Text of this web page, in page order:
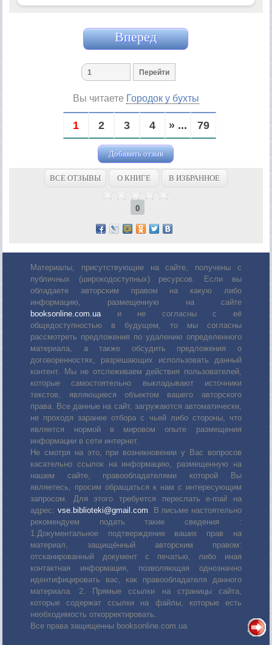
Вперед
Вы читаете Городок у бухты
1 2 3 4 » ... 79
Добавить отзыв
ВСЕ ОТЗЫВЫ О КНИГЕ В ИЗБРАННОЕ
0
Материалы, присутствующие на сайте, получены с
публичных (широкодоступных) ресурсов. Если вы
обладаете авторским правом на какую либо
информацию, размещенную на сайте
booksonline.com.uaи не согласны с её
общедоступностью в будущем, то мы согласны
рассмотреть предложения по удалению определенного
материала, а также обсудить предложения о
договоренностях, разрешающих использовать данный
контент. Мы не отслеживаем действия пользователей,
которые самостоятельно выкладывают источники
текстов, являющиеся объектом вашего авторского
права. Все данные на сайт, загружаются автоматически,
не проходя заранее отбора с чьей либо стороны, что
является нормой в мировом опыте размещения
информации в сети интернет.
Не смотря на это, при возникновении у Вас вопросов
касательно ссылок на информацию, размещенную на
нашем сайте, правообладателями которой Вы
являетесь, просим обращаться к нам с интересующим
запросом. Для этого требуется переслать е-mail на
адрес: vse.biblioteki@gmail.com. В письме настоятельно
рекомендуем подать такие сведения :
1.Документальное подтверждение ваших прав на
материал, защищённый авторским правом:
отсканированный документ с печатью, либо иная
контактная информация, позволяющая однозначно
идентифицировать вас, как правообладателя данного
материала. 2. Прямые ссылки на страницы сайта,
которые содержат ссылки на файлы, которые есть
необходимость откорректировать.
Все права защищенны booksonline.com.ua